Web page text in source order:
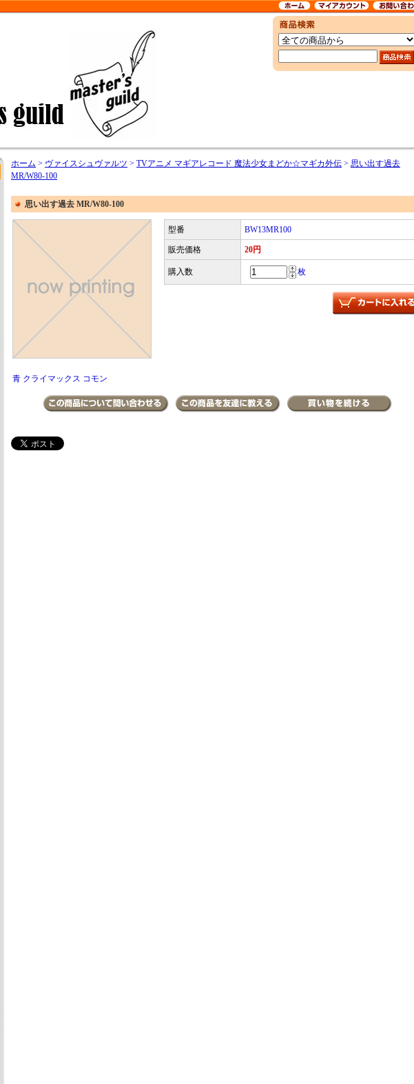
ホーム > ヴァイスシュヴァルツ > TVアニメ マギアレコード 魔法少女まどか☆マギカ外伝 > 思い出す過去
MR/W80-100
思い出す過去 MR/W80-100
型番 BW13MR100
販売価格 20円
購入数 枚
青 クライマックス コモン